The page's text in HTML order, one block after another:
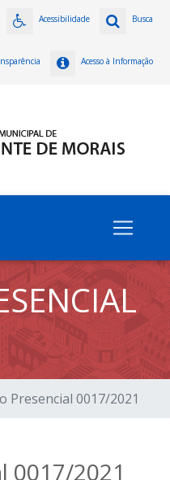
Busca
Acessibilidade
Acesso à Informação
Presencial 0017/2021
0017/2021